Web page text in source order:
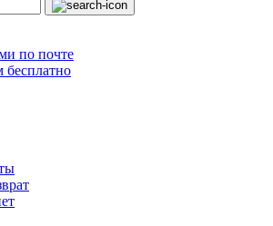
по почте
бесплатно